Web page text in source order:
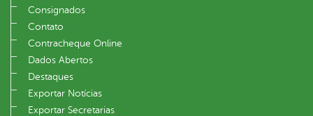
Consignados
Contato
Contracheque Online
Dados Abertos
Destaques
Exportar Notícias
Exportar Secretarias